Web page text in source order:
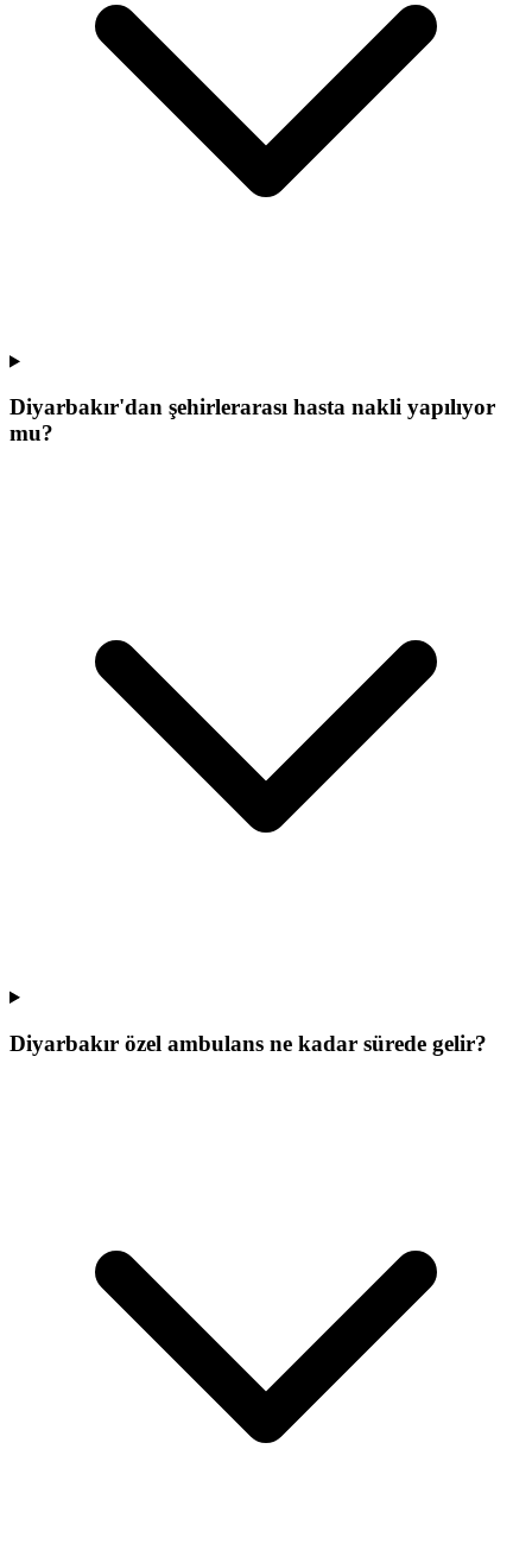
Diyarbakır'dan şehirlerarası hasta nakli yapılıyor
mu?
Diyarbakır özel ambulans ne kadar sürede gelir?